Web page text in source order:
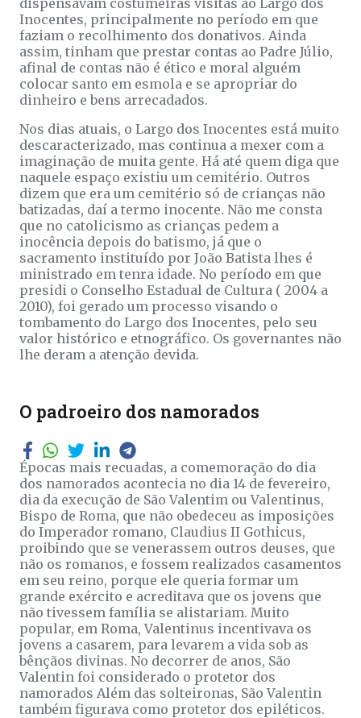
dispensavam costumeiras visitas ao Largo dos
Inocentes, principalmente no período em que
faziam o recolhimento dos donativos. Ainda
assim, tinham que prestar contas ao Padre Júlio,
afinal de contas não é ético e moral alguém
colocar santo em esmola e se apropriar do
dinheiro e bens arrecadados.
Nos dias atuais, o Largo dos Inocentes está muito
descaracterizado, mas continua a mexer com a
imaginação de muita gente. Há até quem diga que
naquele espaço existiu um cemitério. Outros
dizem que era um cemitério só de crianças não
batizadas, daí a termo inocente. Não me consta
que no catolicismo as crianças pedem a
inocência depois do batismo, já que o
sacramento instituído por João Batista lhes é
ministrado em tenra idade. No período em que
presidi o Conselho Estadual de Cultura ( 2004 a
2010), foi gerado um processo visando o
tombamento do Largo dos Inocentes, pelo seu
valor histórico e etnográfico. Os governantes não
lhe deram a atenção devida.
O padroeiro dos namorados
Épocas mais recuadas, a comemoração do dia
dos namorados acontecia no dia 14 de fevereiro,
dia da execução de São Valentim ou Valentinus,
Bispo de Roma, que não obedeceu as imposições
do Imperador romano, Claudius II Gothicus,
proibindo que se venerassem outros deuses, que
não os romanos, e fossem realizados casamentos
em seu reino, porque ele queria formar um
grande exército e acreditava que os jovens que
não tivessem família se alistariam. Muito
popular, em Roma, Valentinus incentivava os
jovens a casarem, para levarem a vida sob as
bênçãos divinas. No decorrer de anos, São
Valentin foi considerado o protetor dos
namorados Além das solteironas, São Valentin
também figurava como protetor dos epiléticos.